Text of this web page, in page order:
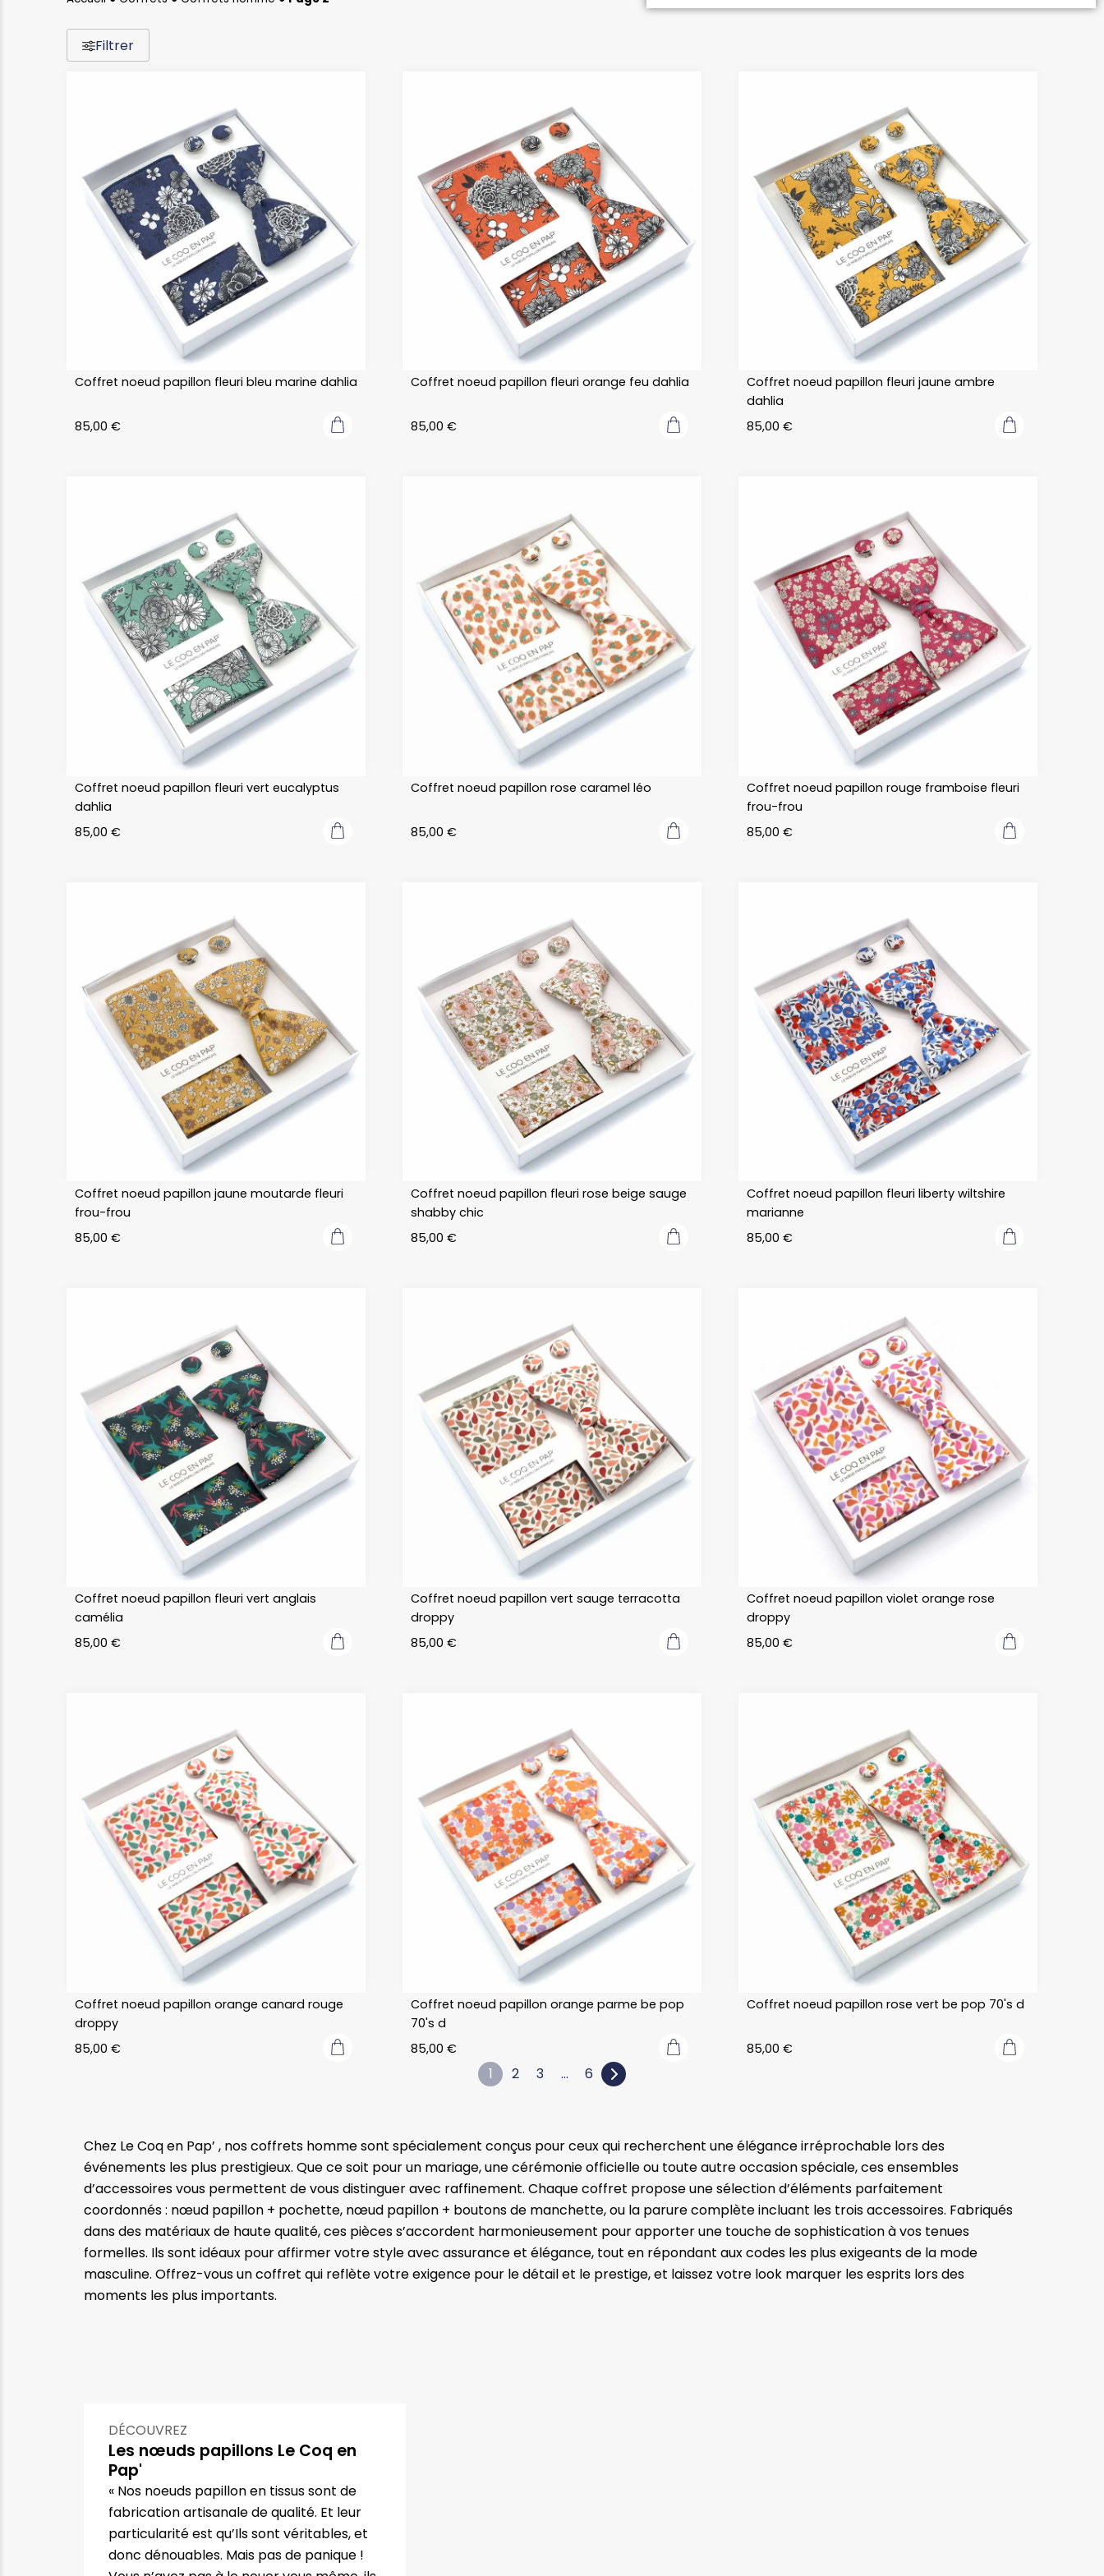
Filtrer
Coffret noeud papillon fleuri bleu marine dahlia
85,00 €
Coffret noeud papillon fleuri orange feu dahlia
85,00 €
Coffret noeud papillon fleuri jaune ambre
dahlia
85,00€
Coffret noeud papillon fleuri vert eucalyptus
dahlia
85,00 €
Coffret noeud papillon rose caramel léo
85,00 €
Coffret noeud papillon rouge framboise fleuri
frou-frou
85,00€
Coffret noeud papillon jaune moutarde fleuri
frou-frou
85,00 €
Coffret noeud papillon fleuri rose beige sauge
shabby chic
85,00 €
Coffret noeud papillon fleuri liberty wiltshire
marianne
85,00€
Coffret noeud papillon fleuri vert anglais
camélia
85,00 €
Coffret noeud papillon vert sauge terracotta
droppy
85,00 €
Coffret noeud papillon violet orange rose
droppy
85,00€
Coffret noeud papillon orange canard rouge
droppy
85,00 €
Coffret noeud papillon orange parme be pop
70's d
85,00 €
Coffret noeud papillon rose vert be pop 70's d
85,00€
1 2 3 … 6
Chez Le Coq en Pap’ , nos coffrets homme sont spécialement conçus pour ceux qui recherchent une élégance irréprochable lors des
événements les plus prestigieux. Que ce soit pour un mariage, une cérémonie officielle ou toute autre occasion spéciale, ces ensembles
d’accessoires vous permettent de vous distinguer avec raffinement. Chaque coffret propose une sélection d’éléments parfaitement
coordonnés : nœud papillon + pochette, nœud papillon + boutons de manchette, ou la parure complète incluant les trois accessoires. Fabriqués
dans des matériaux de haute qualité, ces pièces s’accordent harmonieusement pour apporter une touche de sophistication à vos tenues
formelles. Ils sont idéaux pour affirmer votre style avec assurance et élégance, tout en répondant aux codes les plus exigeants de la mode
masculine. Offrez-vous un coffret qui reflète votre exigence pour le détail et le prestige, et laissez votre look marquer les esprits lors des
moments les plus importants.
DÉCOUVREZ
Les nœuds papillons Le Coq en
Pap'
« Nos noeuds papillon en tissus sont de
fabrication artisanale de qualité. Et leur
particularité est qu’Ils sont véritables, et
donc dénouables. Mais pas de panique !